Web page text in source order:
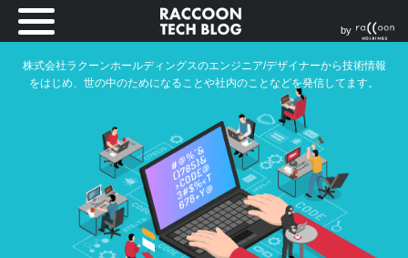
株式会社ラクーンホールディングスのエンジニア/デザイナーから技術情報
をはじめ、世の中のためになることや社内のことなどを発信してます。
by